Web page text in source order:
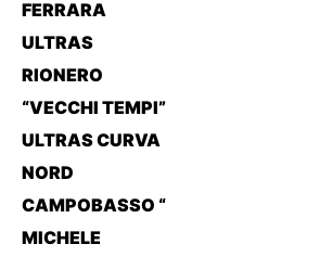
FERRARA
ULTRAS
RIONERO
“VECCHI TEMPI”
ULTRAS CURVA
NORD
CAMPOBASSO “
MICHELE